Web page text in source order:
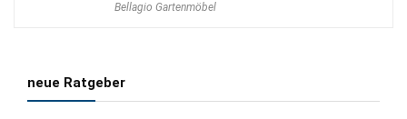
war:
Bellagio Gartenmöbel
neue Ratgeber